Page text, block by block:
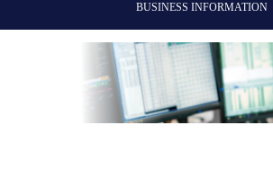
BUSINESS INFORMATION